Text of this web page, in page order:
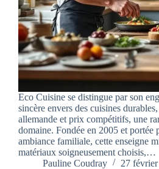
Eco Cuisine se distingue par son
sincère envers des cuisines
allemande et prix compétitifs, une
domaine. Fondée en 2005 et portée
ambiance familiale, cette enseigne
matériaux soigneusement choisis,…
Pauline Coudray
27